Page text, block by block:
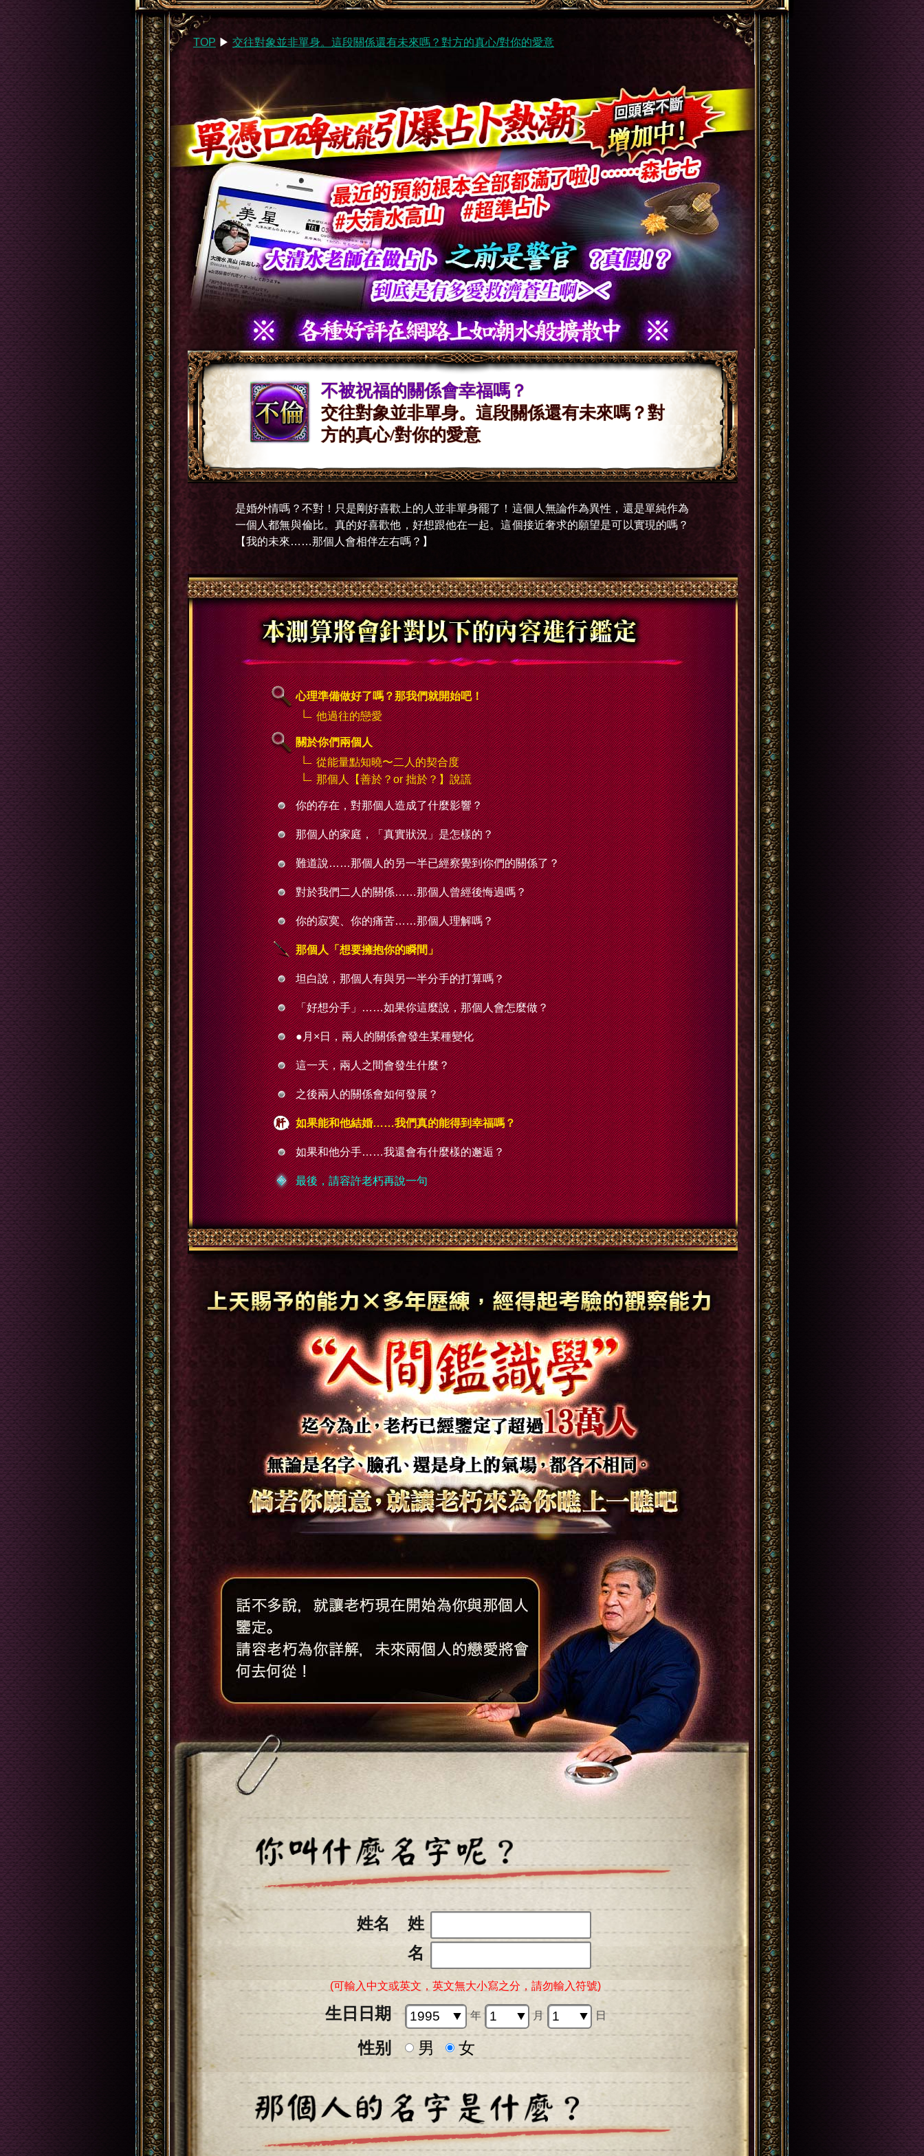
TOP ▶︎ 交往對象並非單身。這段關係還有未來嗎？對方的真心/對你的愛意
不被祝福的關係會幸福嗎？
交往對象並非單身。這段關係還有未來嗎？對
方的真心/對你的愛意
是婚外情嗎？不對！只是剛好喜歡上的人並非單身罷了！這個人無論作為異性，還是單純作為
一個人都無與倫比。真的好喜歡他，好想跟他在一起。這個接近奢求的願望是可以實現的嗎？
【我的未來……那個人會相伴左右嗎？】
心理準備做好了嗎？那我們就開始吧！
他過往的戀愛
關於你們兩個人
從能量點知曉〜二人的契合度
那個人【善於？or 拙於？】說謊
你的存在，對那個人造成了什麼影響？
那個人的家庭，「真實狀況」是怎樣的？
難道說……那個人的另一半已經察覺到你們的關係了？
對於我們二人的關係……那個人曾經後悔過嗎？
你的寂寞、你的痛苦……那個人理解嗎？
那個人「想要擁抱你的瞬間」
坦白說，那個人有與另一半分手的打算嗎？
「好想分手」……如果你這麼說，那個人會怎麼做？
●月×日，兩人的關係會發生某種變化
這一天，兩人之間會發生什麼？
之後兩人的關係會如何發展？
如果能和他結婚……我們真的能得到幸福嗎？
如果和他分手……我還會有什麼樣的邂逅？
最後，請容許老朽再說一句
姓名
姓
名
(可輸入中文或英文，英文無大小寫之分，請勿輸入符號)
生日日期 年 月 日
性别 男 女